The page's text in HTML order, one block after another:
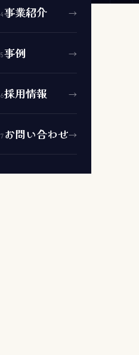
4事業紹介 →
5事例 →
6採用情報 →
7 お問い合わせ→